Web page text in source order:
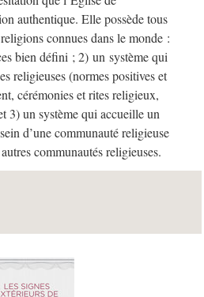
authentique. Elle possède tous
connues dans le monde :
bien défini ; 2) un système qui
religieuses (normes positives et
cérémonies et rites religieux,
3) un système qui accueille un
d’une communauté religieuse
communautés religieuses.